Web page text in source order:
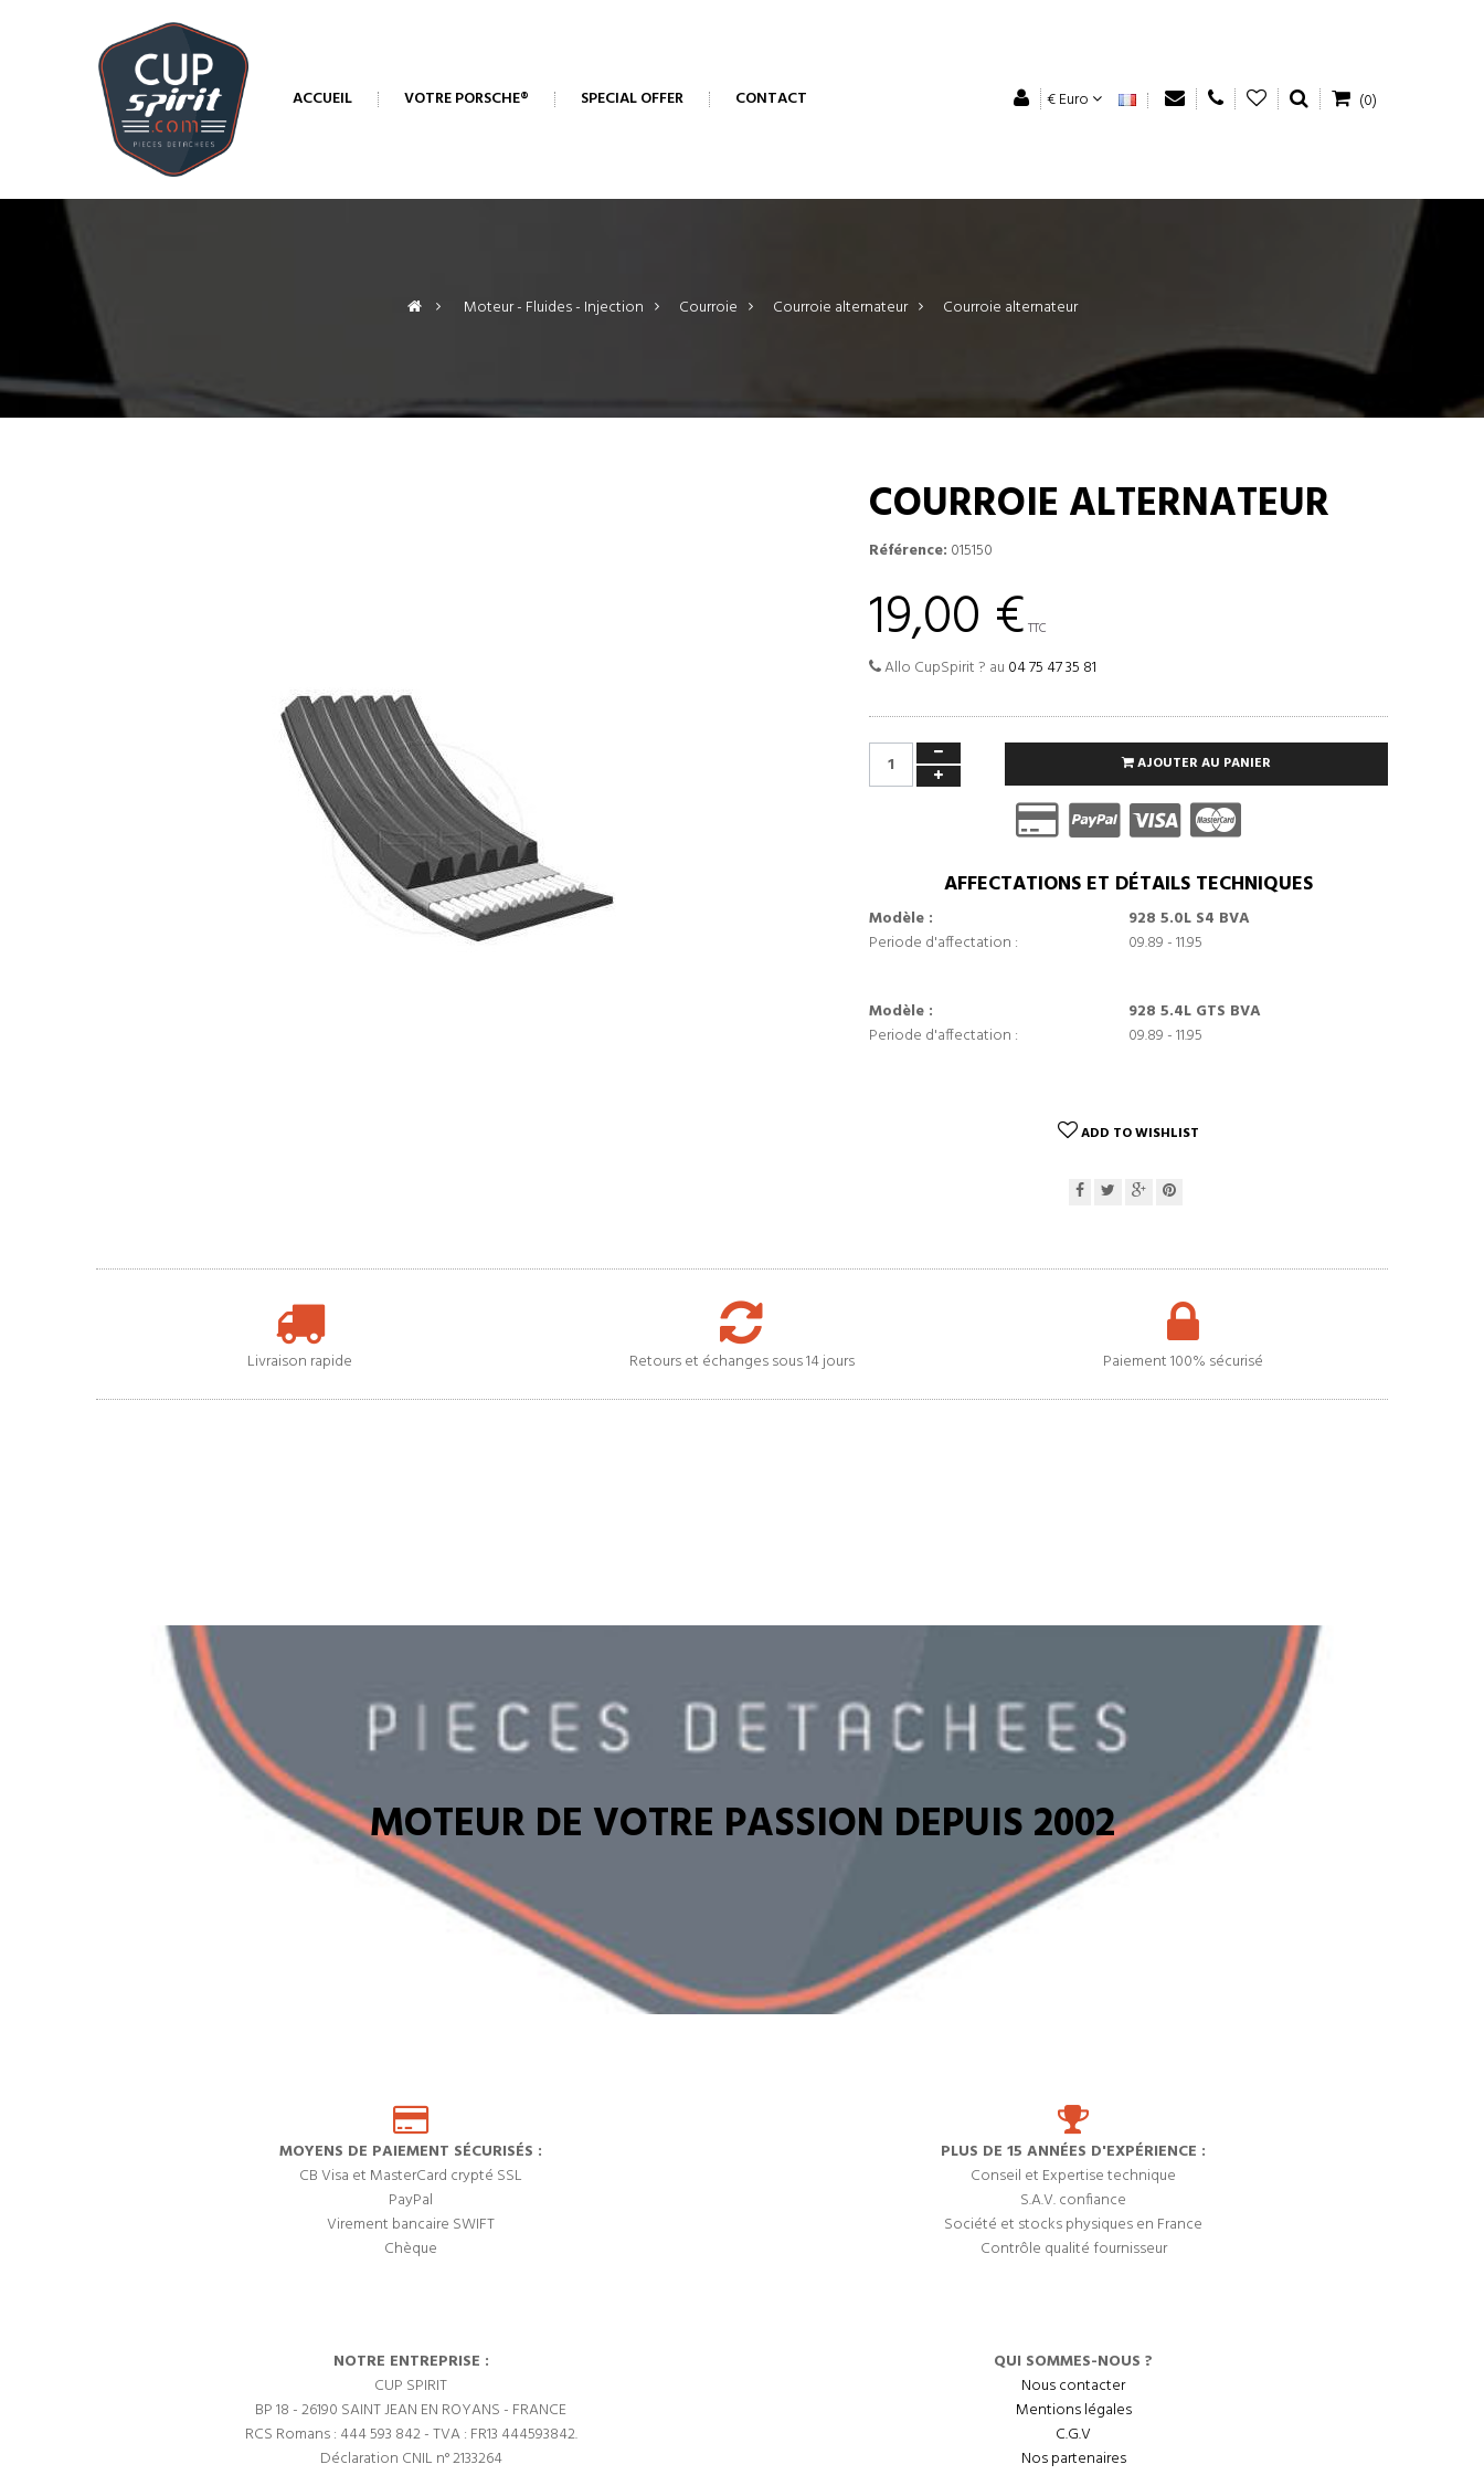
ACCUEIL VOTRE PORSCHE® SPECIAL OFFER CONTACT € Euro (0)
> Moteur - Fluides - Injection > Courroie > Courroie alternateur > Courroie alternateur
COURROIE ALTERNATEUR
Référence: 015150
19,00 € TTC
Allo CupSpirit ? au 04 75 47 35 81
AJOUTER AU PANIER
AFFECTATIONS ET DÉTAILS TECHNIQUES
Modèle :
928 5.0L S4 BVA
Periode d'affectation :
09.89 - 11.95
Modèle :
928 5.4L GTS BVA
Periode d'affectation :
09.89 - 11.95
ADD TO WISHLIST
Livraison rapide Retours et échanges sous 14 jours Paiement 100% sécurisé
MOTEUR DE VOTRE PASSION DEPUIS 2002
MOYENS DE PAIEMENT SÉCURISÉS :
CB Visa et MasterCard crypté SSL
PayPal
Virement bancaire SWIFT
Chèque
PLUS DE 15 ANNÉES D'EXPÉRIENCE :
Conseil et Expertise technique
S.A.V. confiance
Société et stocks physiques en France
Contrôle qualité fournisseur
NOTRE ENTREPRISE :
CUP SPIRIT
BP 18 - 26190 SAINT JEAN EN ROYANS - FRANCE
RCS Romans : 444 593 842 - TVA : FR13 444593842.
Déclaration CNIL n° 2133264
QUI SOMMES-NOUS ?
Nous contacter
Mentions légales
C.G.V
Nos partenaires